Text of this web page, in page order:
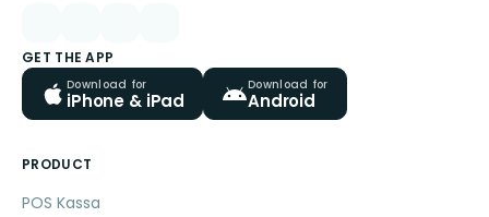
GET THE APP
Download for
iPhone & iPad
Download for
Android
PRODUCT
POS Kassa